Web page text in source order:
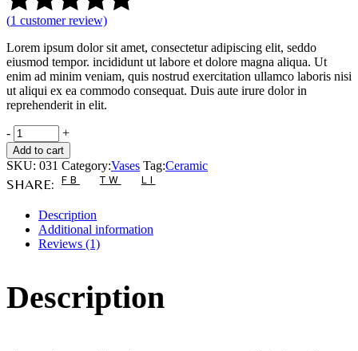
(1 customer review)
Lorem ipsum dolor sit amet, consectetur adipiscing elit, seddo
eiusmod tempor. incididunt ut labore et dolore magna aliqua. Ut
enim ad minim veniam, quis nostrud exercitation ullamco laboris nisi
ut aliqui ex ea commodo consequat. Duis aute irure dolor in
reprehenderit in elit.
- +
Add to cart
SKU: 031 Category:Vases Tag:Ceramic
SHARE: FB TW LI
Description
Additional information
Reviews (1)
Description